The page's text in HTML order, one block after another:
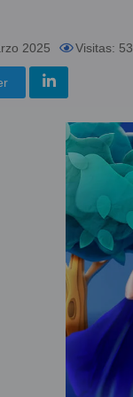
2025 Visitas: